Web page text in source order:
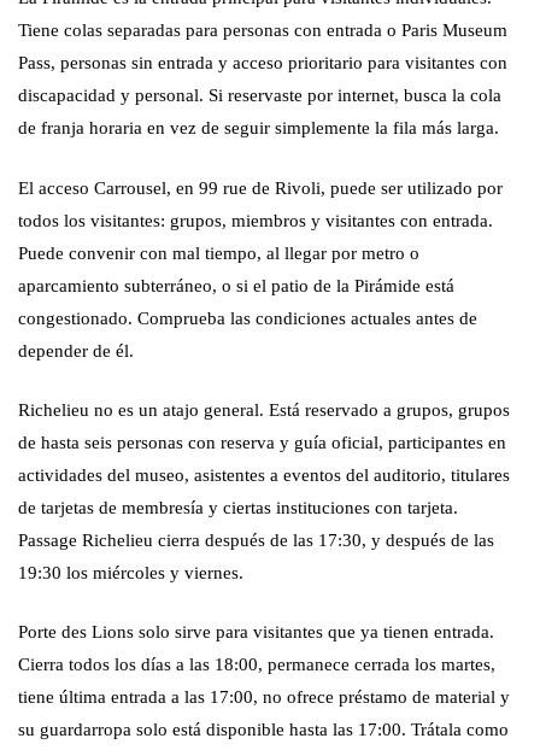
Tiene colas separadas para personas con entrada o Paris Museum
Pass, personas sin entrada y acceso prioritario para visitantes con
discapacidad y personal. Si reservaste por internet, busca la cola
de franja horaria en vez de seguir simplemente la fila más larga.
El acceso Carrousel, en 99 rue de Rivoli, puede ser utilizado por
todos los visitantes: grupos, miembros y visitantes con entrada.
Puede convenir con mal tiempo, al llegar por metro o
aparcamiento subterráneo, o si el patio de la Pirámide está
congestionado. Comprueba las condiciones actuales antes de
depender de él.
Richelieu no es un atajo general. Está reservado a grupos, grupos
de hasta seis personas con reserva y guía oficial, participantes en
actividades del museo, asistentes a eventos del auditorio, titulares
de tarjetas de membresía y ciertas instituciones con tarjeta.
Passage Richelieu cierra después de las 17:30, y después de las
19:30 los miércoles y viernes.
Porte des Lions solo sirve para visitantes que ya tienen entrada.
Cierra todos los días a las 18:00, permanece cerrada los martes,
tiene última entrada a las 17:00, no ofrece préstamo de material y
su guardarropa solo está disponible hasta las 17:00. Trátala como